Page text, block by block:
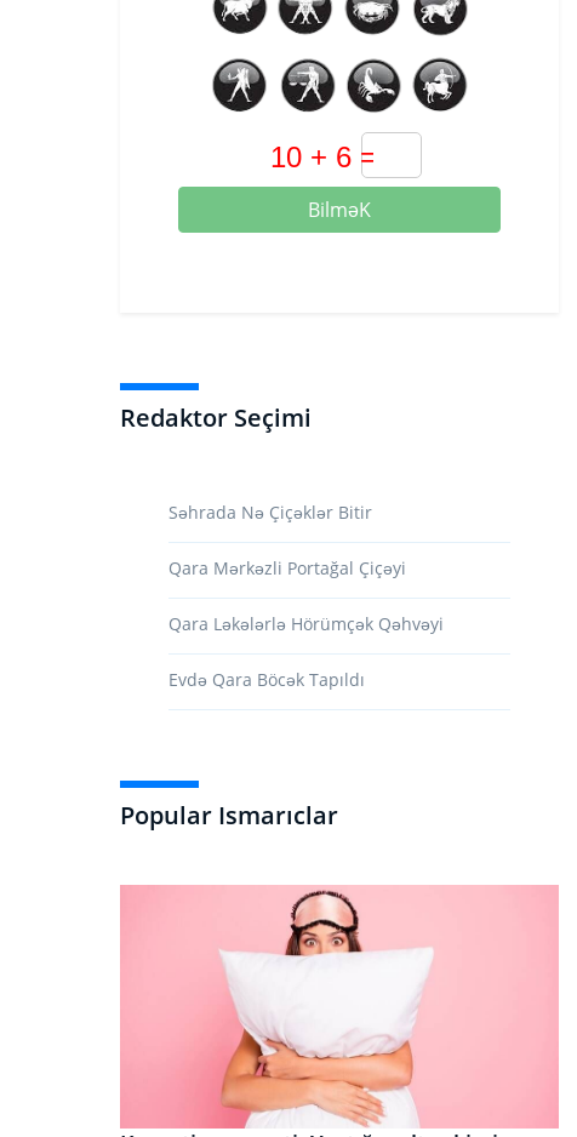
BilməK
Redaktor Seçimi
Səhrada Nə Çiçəklər Bitir
Qara Mərkəzli Portağal Çiçəyi
Qara Ləkələrlə Hörümçək Qəhvəyi
Evdə Qara Böcək Tapıldı
Popular Ismarıclar